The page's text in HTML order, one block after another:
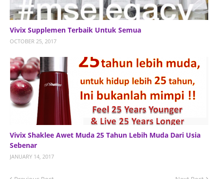
Vivix Supplemen Terbaik Untuk Semua
OCTOBER 25, 2017
Vivix Shaklee Awet Muda 25 Tahun Lebih Muda Dari Usia
Sebenar
JANUARY 14, 2017